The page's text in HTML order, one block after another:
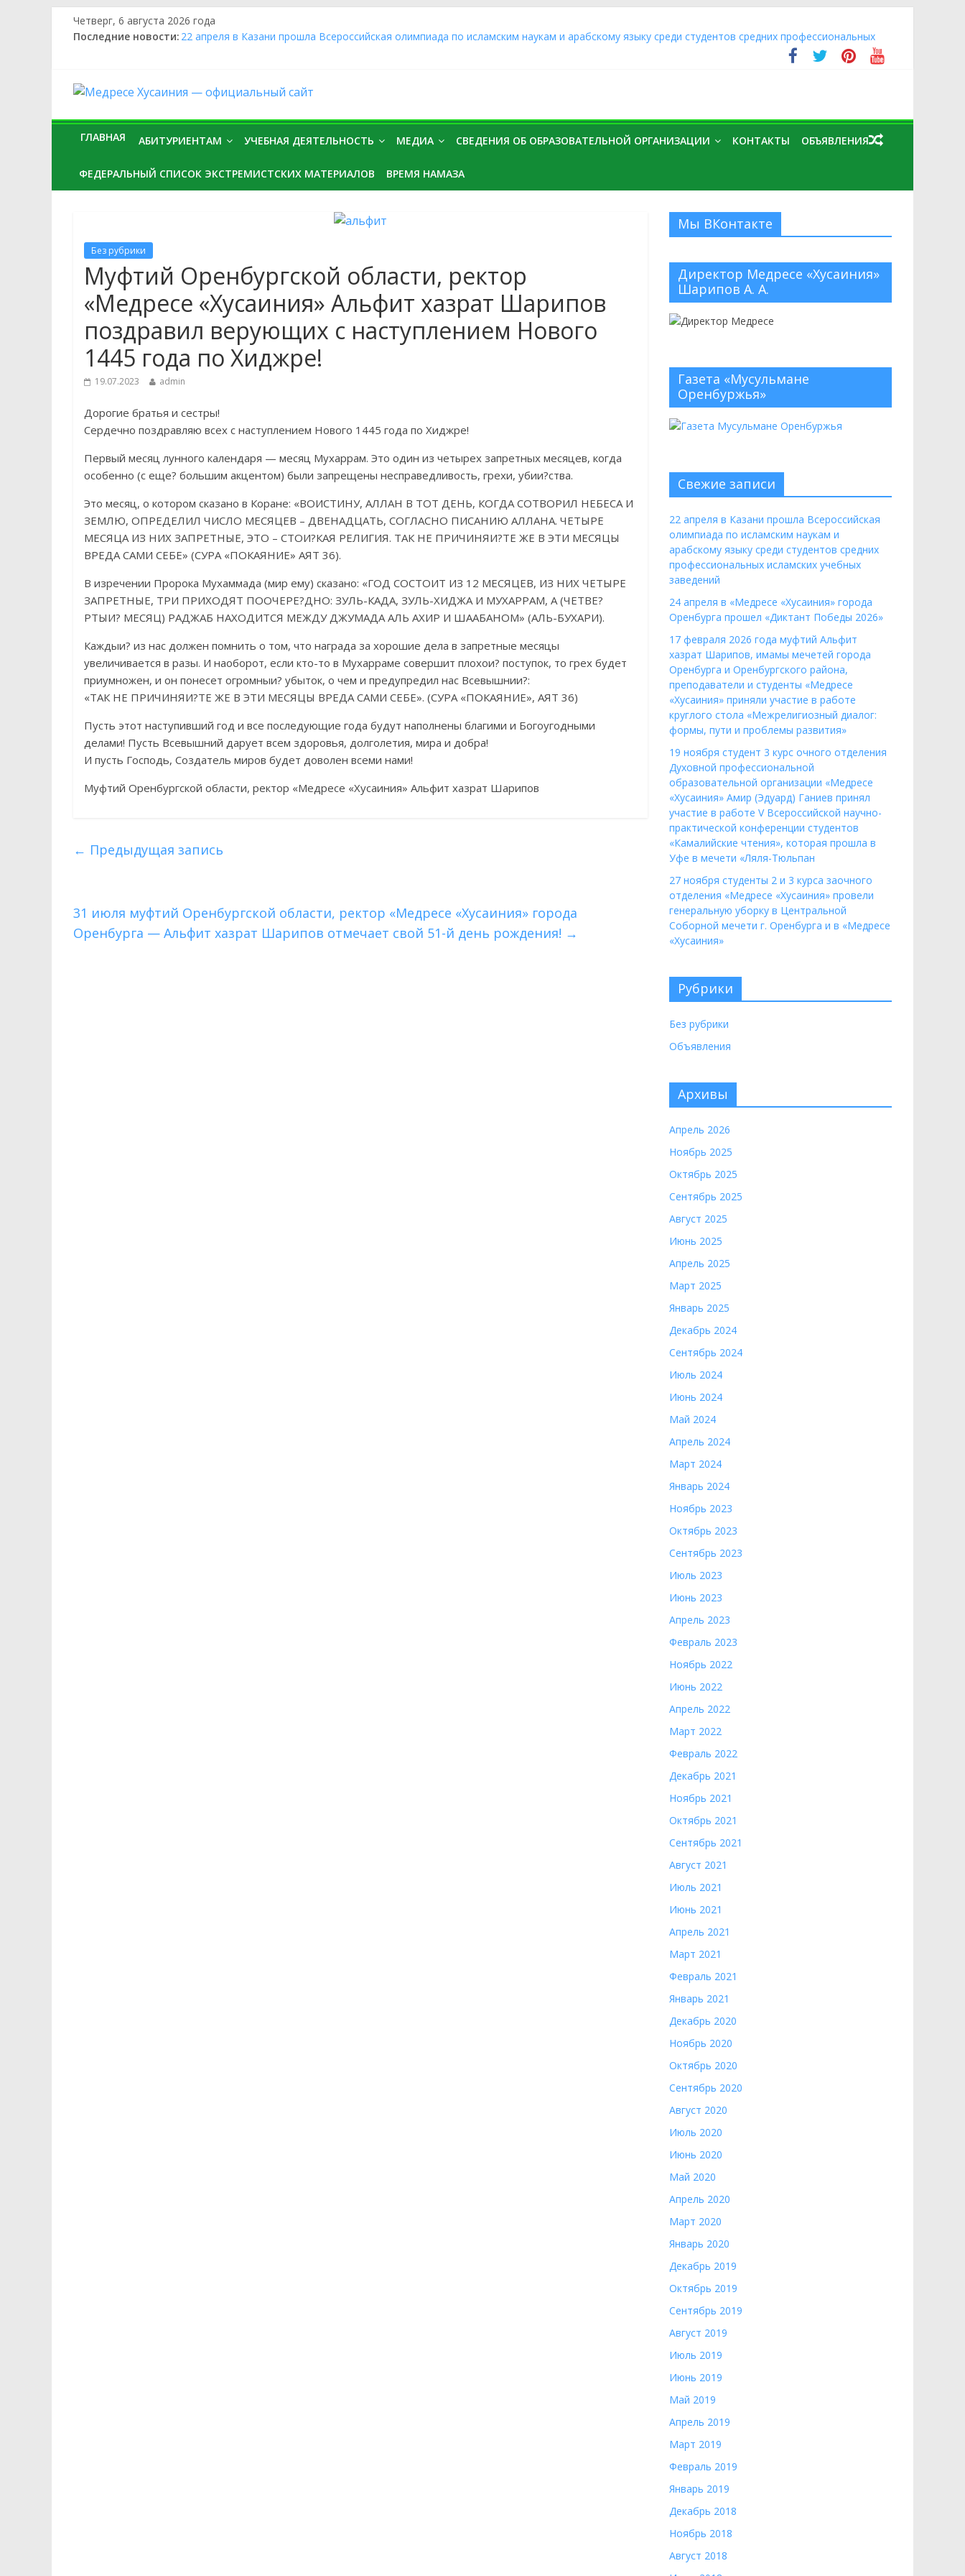
Четверг, 6 августа 2026 года
Последние новости: 22 апреля в Казани прошла Всероссийская олимпиада по исламским наукам и арабскому языку среди студентов средних профессиональных
17 февраля 2026 года муфтий Альфит хазрат Шарипов, имамы мечетей города Оренбурга и Оренбургского района, преподаватели и студенты
«Медресе «Хусаиния» приняли участие в работе круглого стола «Межрелигиозный диалог: формы, пути и проблемы развития»
Ганиев принял участие в работе V Всероссийской научно-практической конференции студентов «Камалийские чтения», которая прошла в Уфе
в мечети «Ляля-Тюльпан
Оренбурга и в «Медресе «Хусаиния»
ГЛАВНАЯ АБИТУРИЕНТАМ УЧЕБНАЯ ДЕЯТЕЛЬНОСТЬ МЕДИА СВЕДЕНИЯ ОБ ОБРАЗОВАТЕЛЬНОЙ ОРГАНИЗАЦИИ КОНТАКТЫ ОБЪЯВЛЕНИЯ
ФЕДЕРАЛЬНЫЙ СПИСОК ЭКСТРЕМИСТСКИХ МАТЕРИАЛОВ ВРЕМЯ НАМАЗА
Без рубрики
Муфтий Оренбургской области, ректор
«Медресе «Хусаиния» Альфит хазрат Шарипов
поздравил верующих с наступлением Нового
1445 года по Хиджре!
19.07.2023 admin
Дорогие братья и сестры!
Сердечно поздравляю всех с наступлением Нового 1445 года по Хиджре!
Первый месяц лунного календаря — месяц Мухаррам. Это один из четырех запретных месяцев, когда
особенно (с еще? большим акцентом) были запрещены несправедливость, грехи, убии?ства.
Это месяц, о котором сказано в Коране: «ВОИСТИНУ, АЛЛАH В ТОТ ДЕНЬ, КОГДА СОТВОРИЛ НЕБЕСА И
ЗЕМЛЮ, ОПРЕДЕЛИЛ ЧИСЛО МЕСЯЦЕВ – ДВЕНАДЦАТЬ, СОГЛАСНО ПИСАНИЮ АЛЛАHА. ЧЕТЫРЕ
МЕСЯЦА ИЗ НИХ ЗАПРЕТНЫЕ, ЭТО – СТОИ?КАЯ РЕЛИГИЯ. ТАК НЕ ПРИЧИНЯИ?ТЕ ЖЕ В ЭТИ МЕСЯЦЫ
ВРЕДА САМИ СЕБЕ» (СУРА «ПОКАЯНИЕ» АЯТ 36).
В изречении Пророка Мухаммада (мир ему) сказано: «ГОД СОСТОИТ ИЗ 12 МЕСЯЦЕВ, ИЗ НИХ ЧЕТЫРЕ
ЗАПРЕТНЫЕ, ТРИ ПРИХОДЯТ ПООЧЕРЕ?ДНО: ЗУЛЬ-КАДА, ЗУЛЬ-ХИДЖА И МУХАРРАМ, А (ЧЕТВЕ?
РТЫИ? МЕСЯЦ) РАДЖАБ НАХОДИТСЯ МЕЖДУ ДЖУМАДА АЛЬ АХИР И ШААБАНОМ» (АЛЬ-БУХАРИ).
Каждыи? из нас должен помнить о том, что награда за хорошие дела в запретные месяцы
увеличивается в разы. И наоборот, если кто-то в Мухарраме совершит плохои? поступок, то грех будет
приумножен, и он понесет огромныи? убыток, о чем и предупредил нас Всевышнии?:
«ТАК НЕ ПРИЧИНЯИ?ТЕ ЖЕ В ЭТИ МЕСЯЦЫ ВРЕДА САМИ СЕБЕ». (СУРА «ПОКАЯНИЕ», АЯТ 36)
Пусть этот наступивший год и все последующие года будут наполнены благими и Богоугодными
делами! Пусть Всевышний дарует всем здоровья, долголетия, мира и добра!
И пусть Господь, Создатель миров будет доволен всеми нами!
Муфтий Оренбургской области, ректор «Медресе «Хусаиния» Альфит хазрат Шарипов
← Предыдущая запись
31 июля муфтий Оренбургской области, ректор «Медресе «Хусаиния» города
Оренбурга — Альфит хазрат Шарипов отмечает свой 51-й день рождения! →
Мы ВКонтакте
Директор Медресе «Хусаиния»
Шарипов А. А.
Газета «Мусульмане
Оренбуржья»
Свежие записи
22 апреля в Казани прошла Всероссийская
олимпиада по исламским наукам и
арабскому языку среди студентов средних
профессиональных исламских учебных
заведений
24 апреля в «Медресе «Хусаиния» города
Оренбурга прошел «Диктант Победы 2026»
17 февраля 2026 года муфтий Альфит
хазрат Шарипов, имамы мечетей города
Оренбурга и Оренбургского района,
преподаватели и студенты «Медресе
«Хусаиния» приняли участие в работе
круглого стола «Межрелигиозный диалог:
формы, пути и проблемы развития»
19 ноября студент 3 курс очного отделения
Духовной профессиональной
образовательной организации «Медресе
«Хусаиния» Амир (Эдуард) Ганиев принял
участие в работе V Всероссийской научно-
практической конференции студентов
«Камалийские чтения», которая прошла в
Уфе в мечети «Ляля-Тюльпан
27 ноября студенты 2 и 3 курса заочного
отделения «Медресе «Хусаиния» провели
генеральную уборку в Центральной
Соборной мечети г. Оренбурга и в «Медресе
«Хусаиния»
Рубрики
Без рубрики
Объявления
Архивы
Апрель 2026
Ноябрь 2025
Октябрь 2025
Сентябрь 2025
Август 2025
Июнь 2025
Апрель 2025
Март 2025
Январь 2025
Декабрь 2024
Сентябрь 2024
Июль 2024
Июнь 2024
Май 2024
Апрель 2024
Март 2024
Январь 2024
Ноябрь 2023
Октябрь 2023
Сентябрь 2023
Июль 2023
Июнь 2023
Апрель 2023
Февраль 2023
Ноябрь 2022
Июнь 2022
Апрель 2022
Март 2022
Февраль 2022
Декабрь 2021
Ноябрь 2021
Октябрь 2021
Сентябрь 2021
Август 2021
Июль 2021
Июнь 2021
Апрель 2021
Март 2021
Февраль 2021
Январь 2021
Декабрь 2020
Ноябрь 2020
Октябрь 2020
Сентябрь 2020
Август 2020
Июль 2020
Июнь 2020
Май 2020
Апрель 2020
Март 2020
Январь 2020
Декабрь 2019
Октябрь 2019
Сентябрь 2019
Август 2019
Июль 2019
Июнь 2019
Май 2019
Апрель 2019
Март 2019
Февраль 2019
Январь 2019
Декабрь 2018
Ноябрь 2018
Август 2018